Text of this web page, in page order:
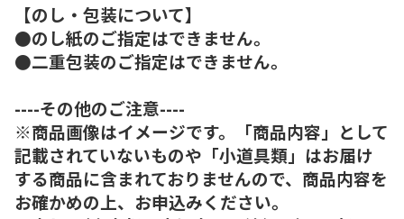
【のし・包装について】
●のし紙のご指定はできません。
●二重包装のご指定はできません。
----その他のご注意----
※商品画像はイメージです。「商品内容」として
記載されていないものや「小道具類」はお届け
する商品に含まれておりませんので、商品内容を
お確かめの上、お申込みください。